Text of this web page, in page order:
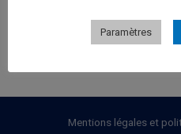
Mentions légales et
Paramètres